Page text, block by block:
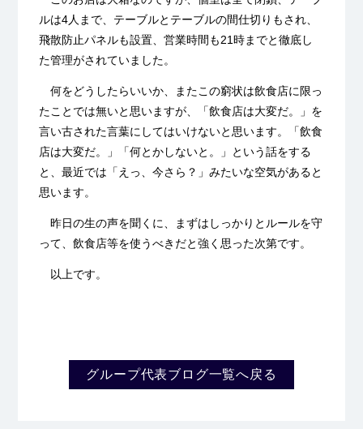
ルは4人まで、テーブルとテーブルの間仕切りもされ、
飛散防止パネルも設置、営業時間も21時までと徹底し
た管理がされていました。
何をどうしたらいいか、またこの窮状は飲食店に限っ
たことでは無いと思いますが、「飲食店は大変だ。」を
言い古された言葉にしてはいけないと思います。「飲食
店は大変だ。」「何とかしないと。」という話をする
と、最近では「えっ、今さら？」みたいな空気があると
思います。
昨日の生の声を聞くに、まずはしっかりとルールを守
って、飲食店等を使うべきだと強く思った次第です。
以上です。
グループ代表ブログ一覧へ戻る